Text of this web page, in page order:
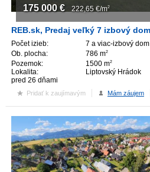
Počet izieb:
7 a viac-izbový dom
Ob. plocha:
786 m2
Pozemok: 1500 m2
Lokalita:
Liptovský Hrádok
pred 26 dňami
175 000 € 222,65 €/m2
Pridať k zaujímavým Mám záujem